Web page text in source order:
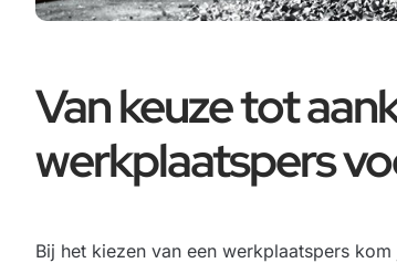
Van keuze tot
werkplaatspers
Bij het kiezen van een werkplaatspers